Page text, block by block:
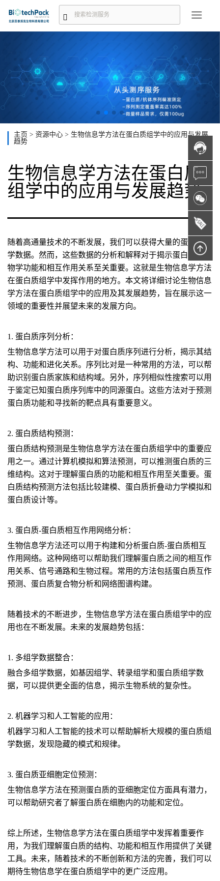
主页 > 资源中心 > 生物信息学方法在蛋白质组学中的应用与发展
趋势
生物信息学方法在蛋白质
组学中的应用与发展趋势
随着高通量技术的不断发展，我们可以获得大量的蛋白质组
学数据。然而，这些数据的分析和解释对于揭示蛋白质的生
物学功能和相互作用关系至关重要。这就是生物信息学方法
在蛋白质组学中发挥作用的地方。本文将详细讨论生物信息
学方法在蛋白质组学中的应用及其发展趋势，旨在展示这一
领域的重要性并展望未来的发展方向。
1. 蛋白质序列分析：
生物信息学方法可以用于对蛋白质序列进行分析，揭示其结
构、功能和进化关系。序列比对是一种常用的方法，可以帮
助识别蛋白质家族和结构域。另外，序列相似性搜索可以用
于鉴定已知蛋白质序列库中的同源蛋白。这些方法对于预测
蛋白质功能和寻找新的靶点具有重要意义。
2. 蛋白质结构预测：
蛋白质结构预测是生物信息学方法在蛋白质组学中的重要应
用之一。通过计算机模拟和算法预测，可以推测蛋白质的三
维结构。这对于理解蛋白质的功能和相互作用至关重要。蛋
白质结构预测方法包括比较建模、蛋白质折叠动力学模拟和
蛋白质设计等。
3. 蛋白质-蛋白质相互作用网络分析：
生物信息学方法还可以用于构建和分析蛋白质-蛋白质相互
作用网络。这种网络可以帮助我们理解蛋白质之间的相互作
用关系、信号通路和生物过程。常用的方法包括蛋白质互作
预测、蛋白质复合物分析和网络图谱构建。
随着技术的不断进步，生物信息学方法在蛋白质组学中的应
用也在不断发展。未来的发展趋势包括：
1. 多组学数据整合：
融合多组学数据，如基因组学、转录组学和蛋白质组学数
据，可以提供更全面的信息，揭示生物系统的复杂性。
2. 机器学习和人工智能的应用：
机器学习和人工智能的技术可以帮助解析大规模的蛋白质组
学数据，发现隐藏的模式和规律。
3. 蛋白质亚细胞定位预测：
生物信息学方法在预测蛋白质的亚细胞定位方面具有潜力，
可以帮助研究者了解蛋白质在细胞内的功能和定位。
综上所述，生物信息学方法在蛋白质组学中发挥着重要作
用，为我们理解蛋白质的结构、功能和相互作用提供了关键
工具。未来，随着技术的不断创新和方法的完善，我们可以
期待生物信息学在蛋白质组学中的更广泛应用。